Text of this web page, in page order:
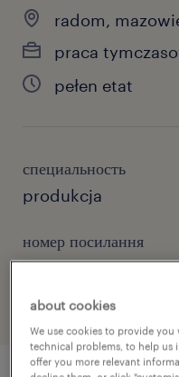
radom,
praca
pełen etat
специальность
produkcja
номер посилання
47054615
about cookies
We use cookies to provide
technical problems, to help us
offer you more relevant